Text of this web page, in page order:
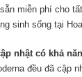
miễn phí cho
sinh sống tại
nhật có khả
đều đã cập